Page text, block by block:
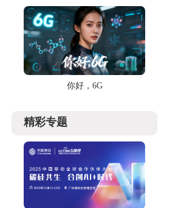
你好，6G
精彩专题